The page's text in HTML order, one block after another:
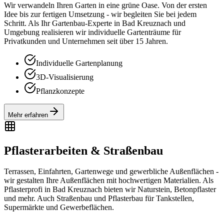
Wir verwandeln Ihren Garten in eine grüne Oase. Von der ersten
Idee bis zur fertigen Umsetzung - wir begleiten Sie bei jedem
Schritt. Als Ihr Gartenbau-Experte in Bad Kreuznach und
Umgebung realisieren wir individuelle Gartenträume für
Privatkunden und Unternehmen seit über 15 Jahren.
Individuelle Gartenplanung
3D-Visualisierung
Pflanzkonzepte
Mehr erfahren
Pflasterarbeiten & Straßenbau
Terrassen, Einfahrten, Gartenwege und gewerbliche Außenflächen -
wir gestalten Ihre Außenflächen mit hochwertigen Materialien. Als
Pflasterprofi in Bad Kreuznach bieten wir Naturstein, Betonpflaster
und mehr. Auch Straßenbau und Pflasterbau für Tankstellen,
Supermärkte und Gewerbeflächen.